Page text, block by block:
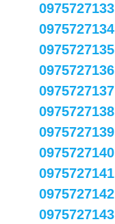
0975727133
0975727134
0975727135
0975727136
0975727137
0975727138
0975727139
0975727140
0975727141
0975727142
0975727143